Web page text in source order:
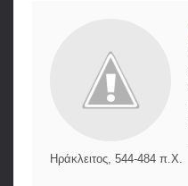
Ηράκλειτος, 544-484 π.Χ.